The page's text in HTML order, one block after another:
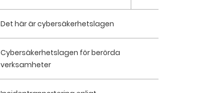
Det här är cybersäkerhetslagen
Cybersäkerhetslagen för berörda
verksamheter